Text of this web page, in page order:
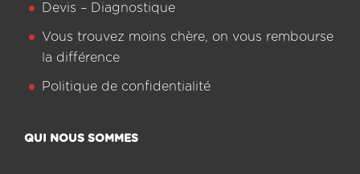
Devis – Diagnostique
Vous trouvez moins chère, on vous rembourse
la différence
Politique de confidentialité
QUI NOUS SOMMES